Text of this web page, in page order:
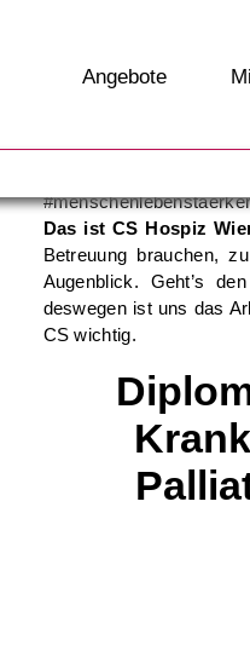
Angebote
Das ist CS Hospiz
Betreuung brauchen,
Augenblick. Geht’s
deswegen ist uns das
CS wichtig.